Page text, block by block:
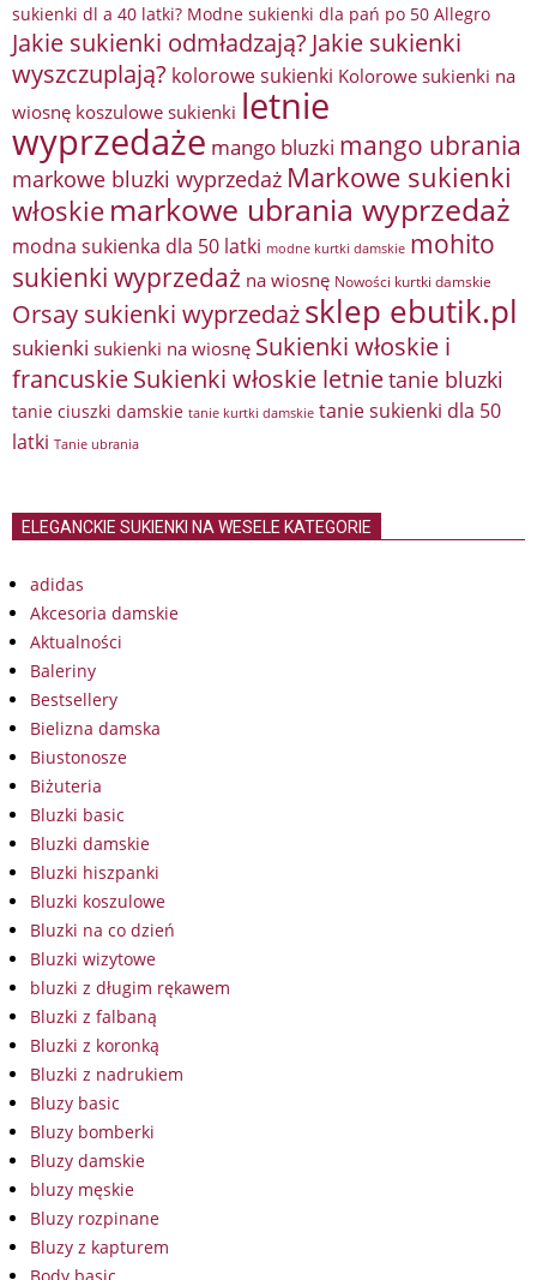
sukienki dl a 40 latki? Modne sukienki dla pań po 50 Allegro
Jakie sukienki odmładzają? Jakie sukienki
wyszczuplają? kolorowe sukienki Kolorowe sukienki na
wiosnę koszulowe sukienki letnie
wyprzedaże mango bluzki mango ubrania
markowe bluzki wyprzedaż Markowe sukienki
włoskie markowe ubrania wyprzedaż
modna sukienka dla 50 latki modne kurtki damskie mohito
sukienki wyprzedaż na wiosnę Nowości kurtki damskie
Orsay sukienki wyprzedażsklep ebutik.pl
sukienki sukienki na wiosnę Sukienki włoskie i
francuskieSukienki włoskie letnietanie bluzki
tanie ciuszki damskie tanie kurtki damskie tanie sukienki dla 50
latki Tanie ubrania
ELEGANCKIE SUKIENKI NA WESELE KATEGORIE
adidas
Akcesoria damskie
Aktualności
Baleriny
Bestsellery
Bielizna damska
Biustonosze
Biżuteria
Bluzki basic
Bluzki damskie
Bluzki hiszpanki
Bluzki koszulowe
Bluzki na co dzień
Bluzki wizytowe
bluzki z długim rękawem
Bluzki z falbaną
Bluzki z koronką
Bluzki z nadrukiem
Bluzy basic
Bluzy bomberki
Bluzy damskie
bluzy męskie
Bluzy rozpinane
Bluzy z kapturem